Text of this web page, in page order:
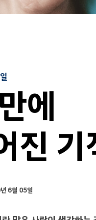
에
진 기
6월 05일